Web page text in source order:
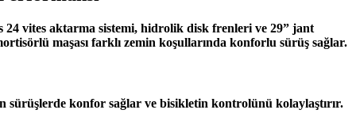
vites aktarma sistemi, hidrolik disk frenleri ve 29” jant
maşası farklı zemin koşullarında konforlu sürüş sağlar.
sürüşlerde konfor sağlar ve bisikletin kontrolünü kolaylaştırır.